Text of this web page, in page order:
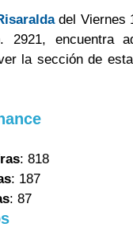
del Viernes
2921, encuentra
la sección de
: 818
: 187
: 87